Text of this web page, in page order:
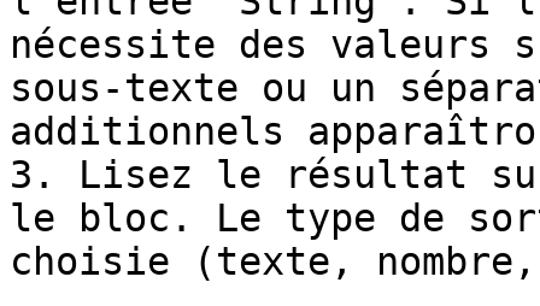
nécessite des valeurs
sous-texte ou un
additionnels
3. Lisez le résultat
le bloc. Le type de
choisie (texte,